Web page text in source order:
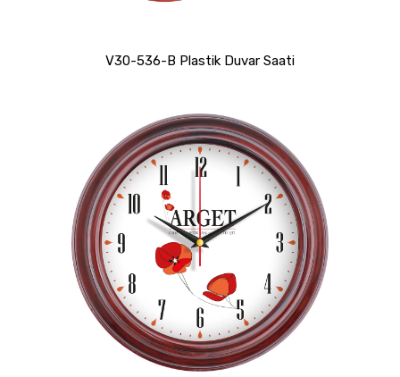
V30-536-B Plastik Duvar Saati